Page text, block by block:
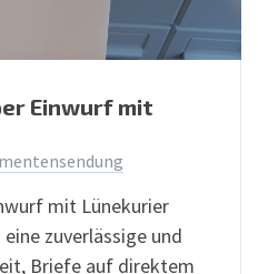
Einwurf mit
mit Lünekurier
zuverlässige und
Briefe auf direktem